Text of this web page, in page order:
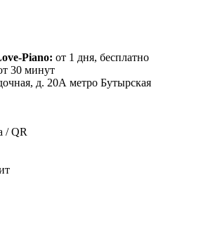
Piano: от 1 дня, бесплатно
30 минут
д. 20А метро Бутырская
/ QR